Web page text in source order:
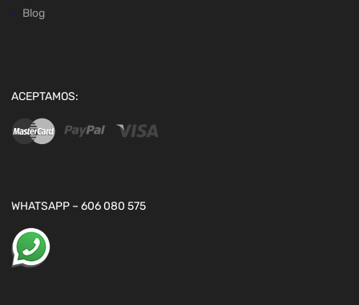
Blog
ACEPTAMOS:
WHATSAPP – 606 080 575